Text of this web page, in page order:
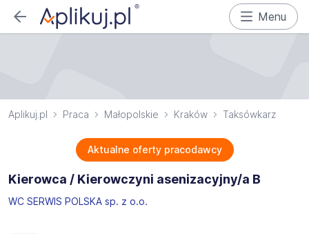
Menu
Aplikuj.pl Praca Małopolskie Kraków Taksówkarz
Aktualne oferty pracodawcy
Kierowca / Kierowczyni asenizacyjny/a B
WC SERWIS POLSKA sp. z o.o.